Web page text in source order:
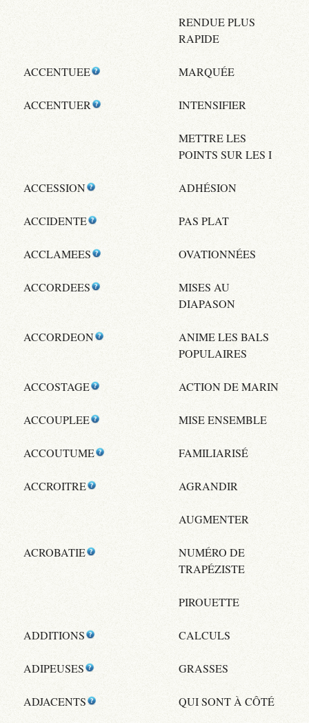
RENDUE PLUS
RAPIDE
ACCENTUEE MARQUÉE
ACCENTUER INTENSIFIER
METTRE LES
POINTS SUR LES I
ACCESSION ADHÉSION
ACCIDENTE PAS PLAT
ACCLAMEES OVATIONNÉES
ACCORDEES
MISES AU
DIAPASON
ACCORDEON
ANIME LES BALS
POPULAIRES
ACCOSTAGE ACTION DE MARIN
ACCOUPLEE MISE ENSEMBLE
ACCOUTUME FAMILIARISÉ
ACCROITRE AGRANDIR
AUGMENTER
ACROBATIE
NUMÉRO DE
TRAPÉZISTE
PIROUETTE
ADDITIONS CALCULS
ADIPEUSES GRASSES
ADJACENTS QUI SONT À CÔTÉ